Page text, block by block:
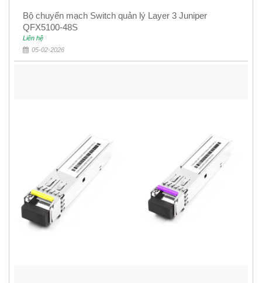
Bộ chuyển mạch Switch quản lý Layer 3 Juniper
QFX5100-48S
Liên hệ
05-02-2026